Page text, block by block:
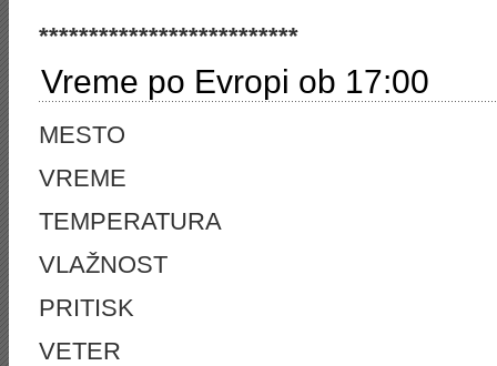
**************************
Vreme po Evropi ob 17:00
MESTO
VREME
TEMPERATURA
VLAŽNOST
PRITISK
VETER